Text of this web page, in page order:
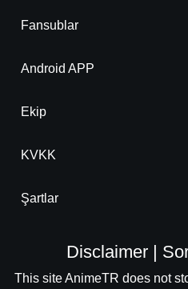
Fansublar
Android APP
Ekip
KVKK
Şartlar
Disclaimer |
This site AnimeTR does not